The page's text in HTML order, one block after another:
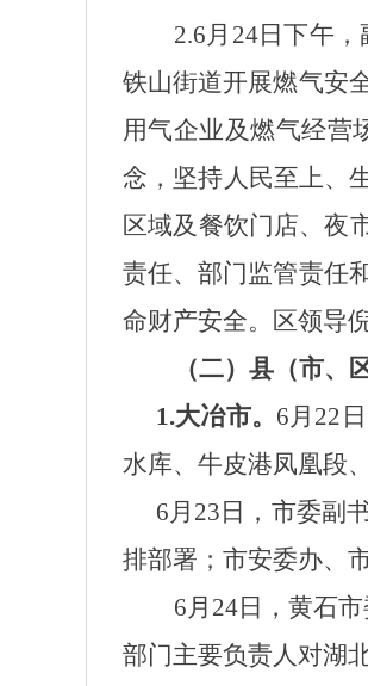
2.6月24日下午
铁山街道开展燃气安
用气企业及燃气经营
念，坚持人民至上、
区域及餐饮门店、夜
责任、部门监管责任
命财产安全。区领导
（二） 县（市、
1.大冶市。 6月22
水库、牛皮港凤凰段
6月23日， 市委副
排部署 ； 市安委办、
6月24日，黄石
部门主要负责人对湖